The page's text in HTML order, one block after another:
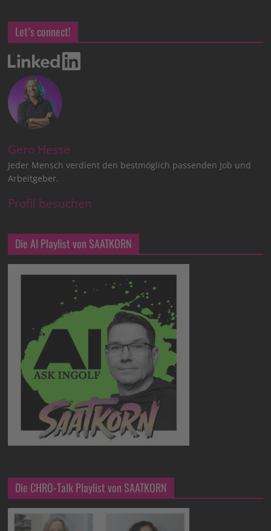
Let’s connect!
Gero Hesse
Jeder Mensch verdient den bestmöglich passenden Job und
Arbeitgeber.
Profil besuchen
Die AI Playlist von SAATKORN
Die CHRO-Talk Playlist von SAATKORN